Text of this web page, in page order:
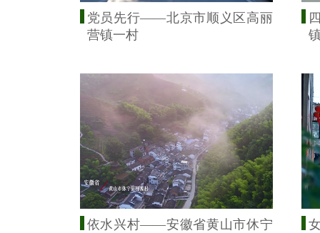
党员先行——北京市顺义区高丽
营镇一村
依水兴村——安徽省黄山市休宁